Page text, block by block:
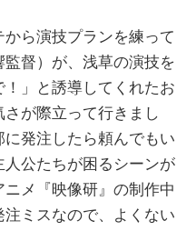
ら演技プランを練って
督）が、浅草の演技を
！」と誘導してくれたお
が際立って行きまし
発注したら頼んでもい
公たちが困るシーンが
メ『映像研』の制作中
ミスなので、よくない